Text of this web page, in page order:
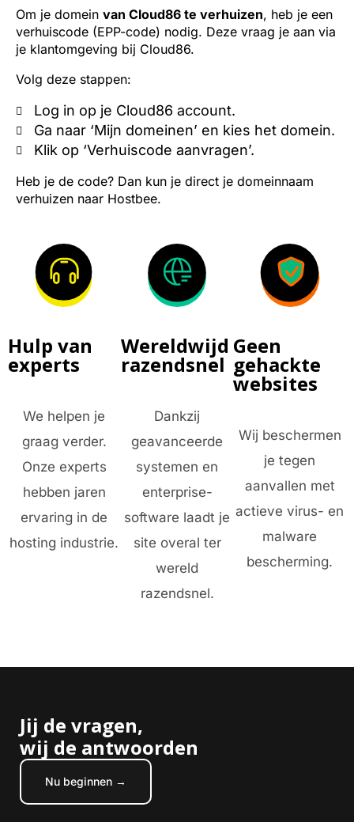
Om je domein van Cloud86 te verhuizen, heb je een
verhuiscode (EPP-code) nodig. Deze vraag je aan via
je klantomgeving bij Cloud86.
Volg deze stappen:
Log in op je Cloud86 account.
Ga naar ‘Mijn domeinen’ en kies het domein.
Klik op ‘Verhuiscode aanvragen’.
Heb je de code? Dan kun je direct je domeinnaam
verhuizen naar Hostbee.
Hulp van
experts
We helpen je
graag verder.
Onze experts
hebben jaren
ervaring in de
hosting industrie.
Wereldwijd
razendsnel
Dankzij
geavanceerde
systemen en
enterprise-
software laadt je
site overal ter
wereld
razendsnel.
Geen
gehackte
websites
Wij beschermen
je tegen
aanvallen met
actieve virus- en
malware
bescherming.
Jij de vragen,
wij de antwoorden
Nu beginnen →